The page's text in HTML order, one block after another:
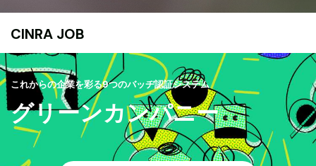
CINRA JOB
これからの企業を彩る9つのバッヂ認証システム
グリーンカンパニー